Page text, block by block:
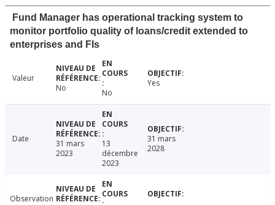
Fund Manager has operational tracking system to
monitor portfolio quality of loans/credit extended to
enterprises and FIs
Valeur
No
No
Yes
Date
31 mars
2023
13
décembre
2023
31 mars
2028
Observation